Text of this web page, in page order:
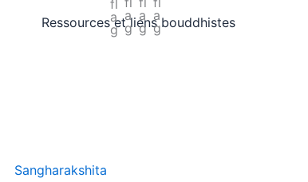
Ressources et liens bouddhistes
Sangharakshita